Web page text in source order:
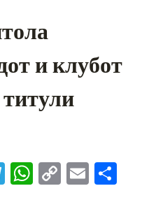
и клубот
T W C E